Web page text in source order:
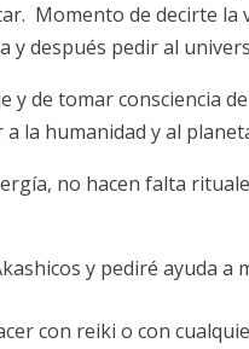
Momento de decirte
y después pedir al
y de tomar consciencia
la humanidad y al
no hacen falta
y pediré ayuda
con reiki o con